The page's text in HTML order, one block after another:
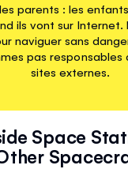
parents : les
ils vont sur Internet.
naviguer sans
pas responsables
sites externes.
Space